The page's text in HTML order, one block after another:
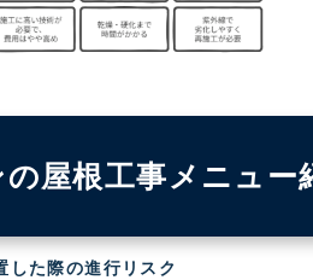
の屋根工事メニュー
た際の進行リスク